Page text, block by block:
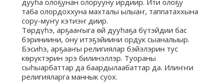
дууһа олоҕунан олорууну ирдиир. Ити олоҕу
таба олордоххуна махталы ылыаҥ, таппатаххына
сору-муҥу кэтиэҥ диир.
Төрдүһэ, арҕааҥыга өй дууһаҕа бүтэйдии бас
бэриниини, ону итэҕэйиини ордук сыаналыыр.
Бэсиһэ, арҕааҥы религиялар бэйэлэрин тус
көрүктэрин эрэ билинэллэр. Туораны
сыһыарбаттар да баардылаабаттар да. Илиҥҥи
религияларга маннык суох.